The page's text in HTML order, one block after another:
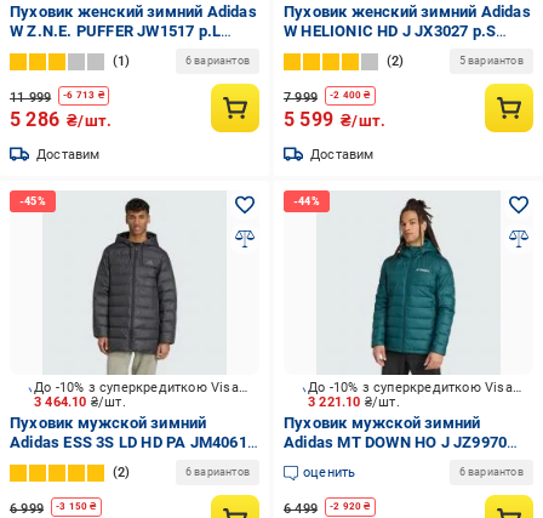
Пуховик женский зимний Adidas
W Z.N.E. PUFFER JW1517 р.L
синий
1 6 вариантов
11 999 -6 713 ₴
5 286 ₴/шт.
Доставим
Пуховик женский зимний Adidas
W HELIONIC HD J JX3027 р.S
бежевый
2 5 вариантов
7 999 -2 400 ₴
5 599 ₴/шт.
Доставим
3 464.10 ₴/шт.
До -10% з суперкредиткою Visa Вигода
Пуховик мужской зимний
Adidas ESS 3S LD HD PA JM4061
р.M черный
2 6 вариантов
6 999 -3 150 ₴
3 221.10 ₴/шт.
До -10% з суперкредиткою Visa Вигода
Пуховик мужской зимний
Adidas MT DOWN HO J JZ9970
р.M зеленый
оценить 6 вариантов
6 499 -2 920 ₴